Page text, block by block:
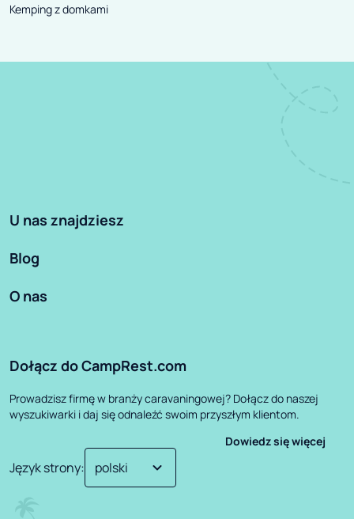
Kemping z domkami
U nas znajdziesz
Blog
O nas
Dołącz do CampRest.com
Prowadzisz firmę w branży caravaningowej? Dołącz do naszej
wyszukiwarki i daj się odnaleźć swoim przyszłym klientom.
Dowiedz się więcej
Język strony: